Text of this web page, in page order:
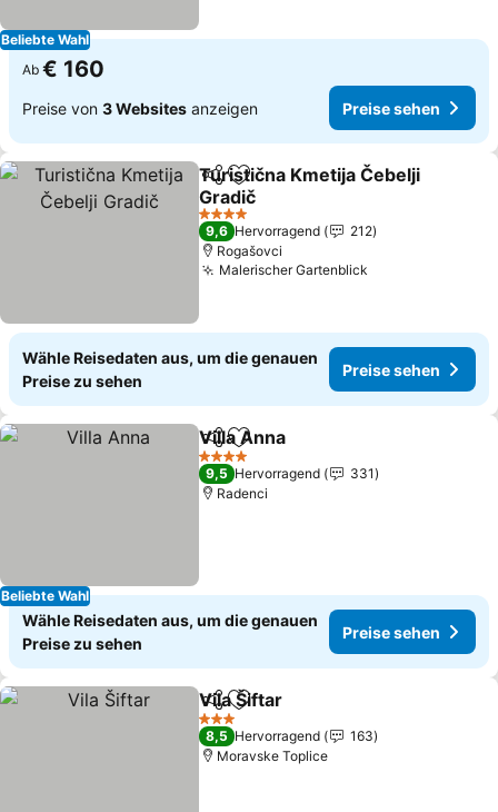
Beliebte Wahl
Ab € 160
Preise von 3 Websites anzeigen Preise sehen
TeilenZu Favoriten hinzufügen
Turistična Kmetija Čebelji
Gradič
Preise sehen
4 Sterne
9,6 Hervorragend
212
Rogašovci
Malerischer Gartenblick
Wähle Reisedaten aus, um die genauen
Preise zu sehen
Preise sehen
Beliebte Wahl
TeilenZu Favoriten hinzufügen
Villa Anna
4 Sterne
9,5 Hervorragend
331
Radenci
Wähle Reisedaten aus, um die genauen
Preise zu sehen
Preise sehen
TeilenZu Favoriten hinzufügen
Vila Šiftar
3 Sterne
8,5 Hervorragend
163
Moravske Toplice